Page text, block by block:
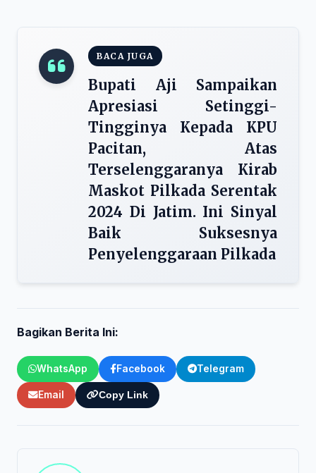
BACA JUGA
Bupati Aji Sampaikan
Apresiasi Setinggi-
Tingginya Kepada KPU
Pacitan, Atas
Terselenggaranya Kirab
Maskot Pilkada Serentak
2024 Di Jatim. Ini Sinyal
Baik Suksesnya
Penyelenggaraan Pilkada
Bagikan Berita Ini:
WhatsApp Facebook Telegram
Email Copy Link